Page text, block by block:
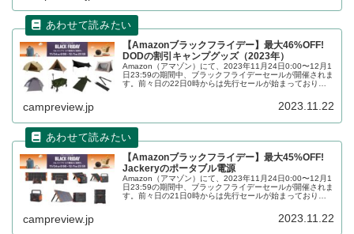
【Amazonブラックフライデー】最大46%OFF!
DODの割引キャンプグッズ（2023年）
Amazon（アマゾン）にて、2023年11月24日0:00〜12月1
日23:59の期間中、ブラックフライデーセールが開催されま
す。前々日の22日0時からは先行セールが始まっておりま
ィーオーディー）のキャンプグッズもお得に購入できま
campreview.jp 2023.11.22
【Amazonブラックフライデー】最大45%OFF!
Jackeryのポータブル電源
Amazon（アマゾン）にて、2023年11月24日0:00〜12月1
日23:59の期間中、ブラックフライデーセールが開催されま
す。前々日の21日0時からは先行セールが始まっておりま
campreview.jp 2023.11.22